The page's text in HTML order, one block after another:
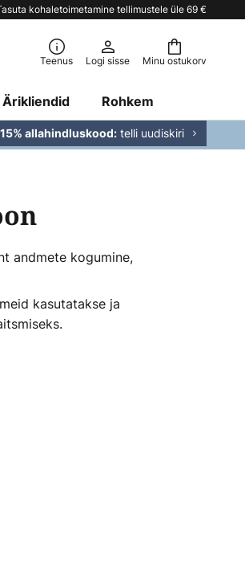
kohaletoimetamine tellimustele üle 69 €
Minu ostukorv
Teenus Logi sisse
Ärikliendid Rohkem
15% allahindluskood: telli uudiskiri
andmete kogumine,
kasutatakse ja